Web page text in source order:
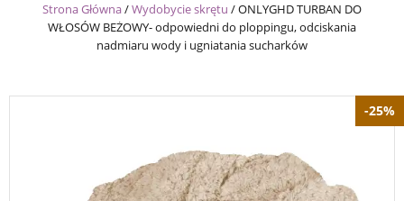
Strona Główna/Wydobycie skrętu /ONLYGHD TURBAN DO
WŁOSÓW BEŻOWY- odpowiedni do ploppingu, odciskania
nadmiaru wody i ugniatania sucharków
-25%